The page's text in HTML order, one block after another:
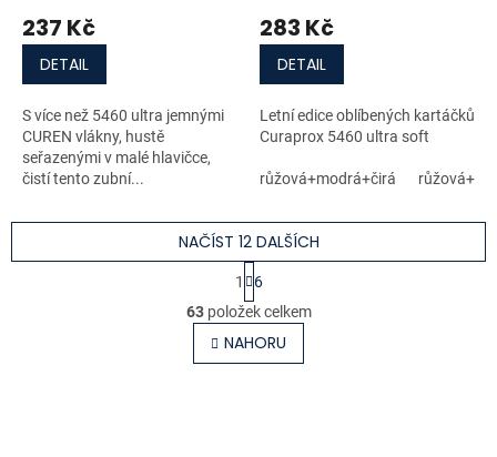
237 Kč
DETAIL
S více než 5460 ultra jemnými
CUREN vlákny, hustě
seřazenými v malé hlavičce,
čistí tento zubní...
283 Kč
DETAIL
Letní edice oblíbených kartáčků
Curaprox 5460 ultra soft
růžová+modrá+čirá
O
v
l
á
NAČÍST 12 DALŠÍCH
S
t
r
á
n
k
1
6
63položek celkem
NAHORU